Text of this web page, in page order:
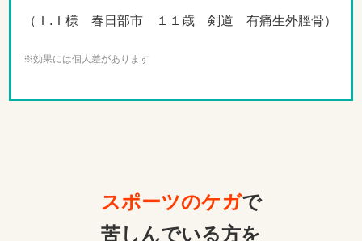
（Ｉ.Ｉ様 春日部市 １１歳 剣道 有痛生外脛骨）
※効果には個人差があります
スポーツのケガで
苦しんでいる方を